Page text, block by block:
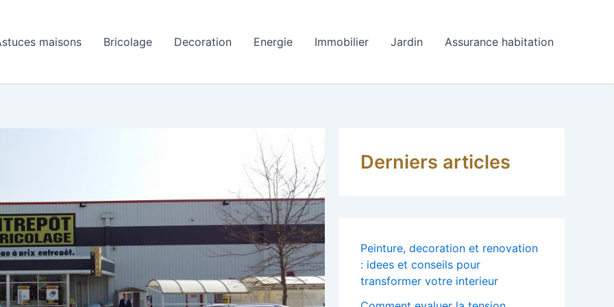
maisons Bricolage Decoration Energie Immobilier Jardin Assurance habitation
Derniers articles
Peinture, decoration et renovation
: idees et conseils pour
transformer votre interieur